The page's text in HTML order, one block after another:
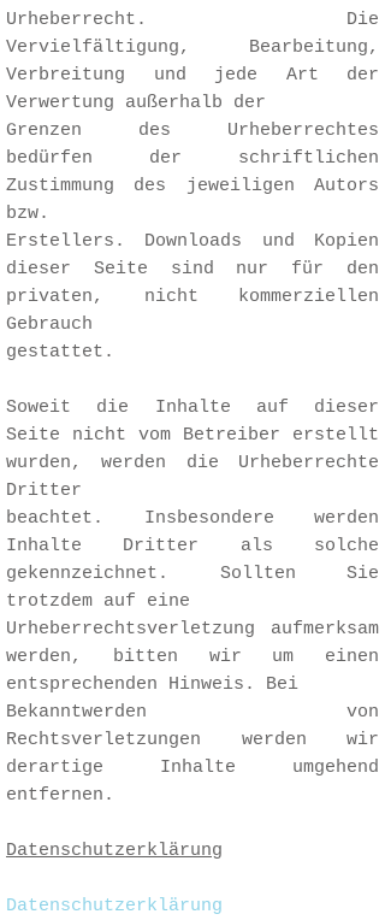
Urheberrecht. Die
Vervielfältigung, Bearbeitung,
Verbreitung und jede Art der
Verwertung außerhalb der
Grenzen des Urheberrechtes
bedürfen der schriftlichen
Zustimmung des jeweiligen Autors
bzw.
Erstellers. Downloads und Kopien
dieser Seite sind nur für den
privaten, nicht kommerziellen
Gebrauch
gestattet.
Soweit die Inhalte auf dieser
Seite nicht vom Betreiber erstellt
wurden, werden die Urheberrechte
Dritter
beachtet. Insbesondere werden
Inhalte Dritter als solche
gekennzeichnet. Sollten Sie
trotzdem auf eine
Urheberrechtsverletzung aufmerksam
werden, bitten wir um einen
entsprechenden Hinweis. Bei
Bekanntwerden von
Rechtsverletzungen werden wir
derartige Inhalte umgehend
entfernen.
Datenschutzerklärung
Datenschutzerklärung